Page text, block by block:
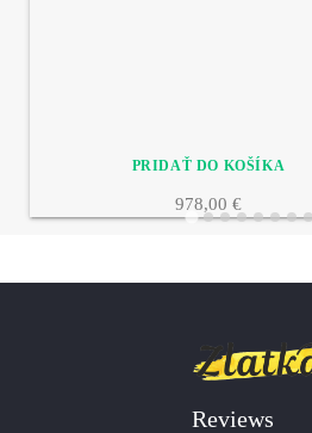
978,00 €
Reviews